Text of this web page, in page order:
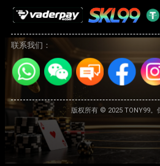
联系我们：
版权所有 © 2025 TONY99。